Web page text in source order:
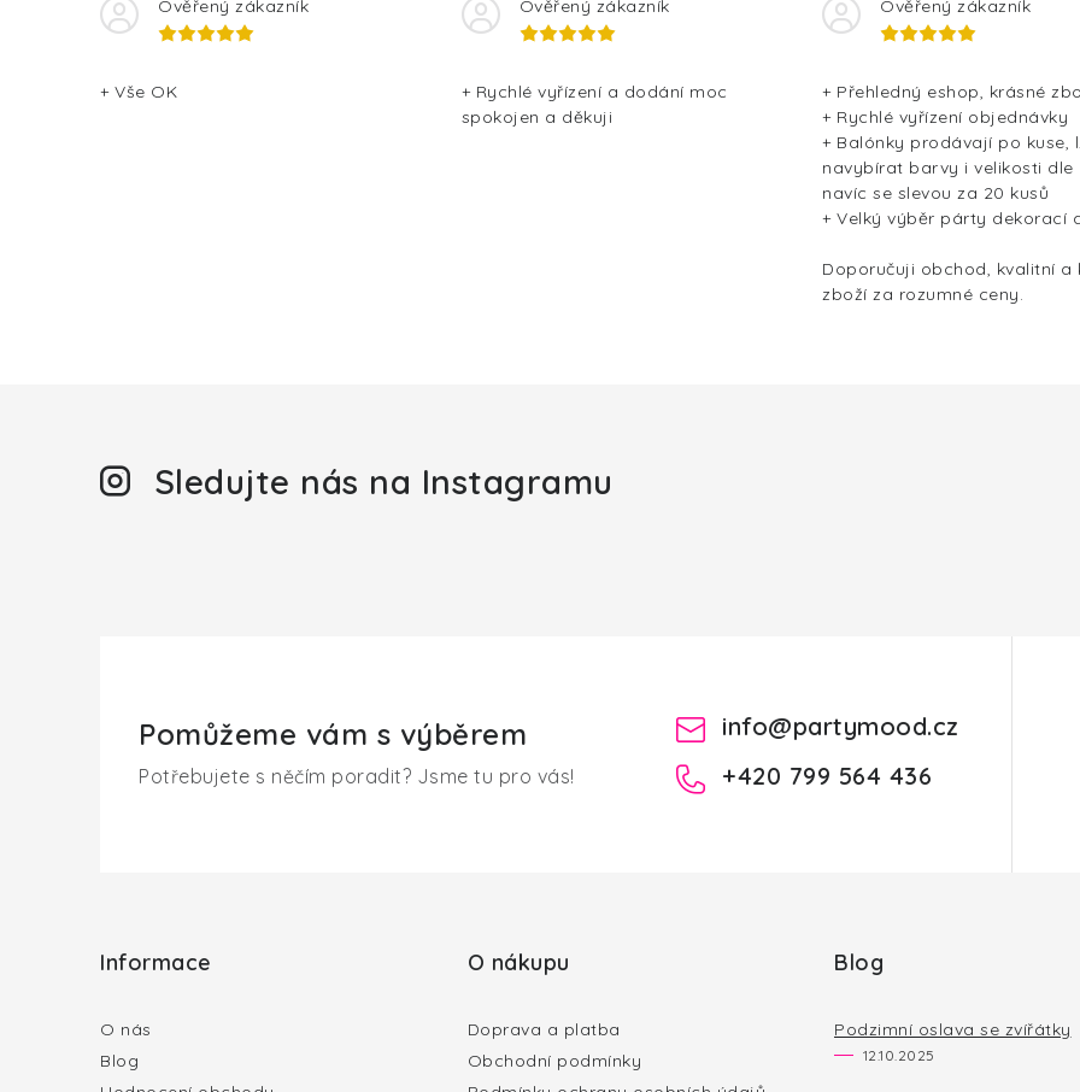
y
ý
Ověřený zákazník
+ Vše OK
Ověřený zákazník
+ Rychlé vyřízení a dodání moc
spokojen a děkuji
Ověřený zákazník
+ Přehledný eshop, krásné
+ Rychlé vyřízení objednávky
+ Balónky prodávají po kuse,
navybírat barvy i velikosti dle
navíc se slevou za 20 kusů
+ Velký výběr párty dekorací
Doporučuji obchod, kvalitní a
zboží za rozumné ceny.
Sledujte nás na Instagramu
Pomůžeme vám s výběrem
Potřebujete s něčím poradit? Jsme tu pro vás!
info@partymood.cz
+420 799 564 436
Informace
O nás
Blog
O nákupu
Doprava a platba
Obchodní podmínky
Blog
Podzimní oslava se zvířátky
12.10.2025